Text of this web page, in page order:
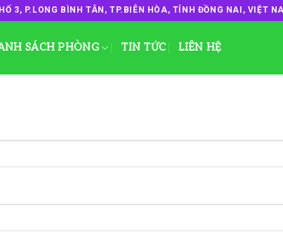
3, P.LONG BÌNH TÂN, TP.BIÊN HÒA, TỈNH ĐỒNG NAI, VIỆT
SÁCH PHÒNG TIN TỨC LIÊN HỆ